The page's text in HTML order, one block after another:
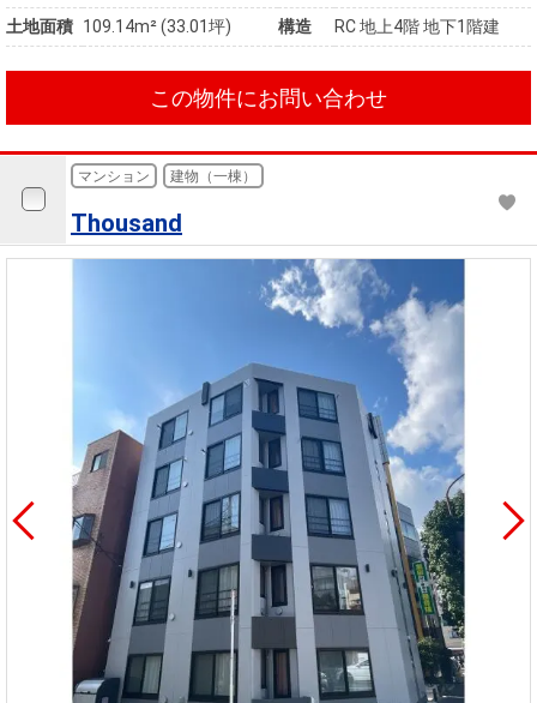
土地面積 109.14m² (33.01坪) 構造 RC 地上4階 地下1階建
この物件にお問い合わせ
マンション 建物（一棟）
Thousand